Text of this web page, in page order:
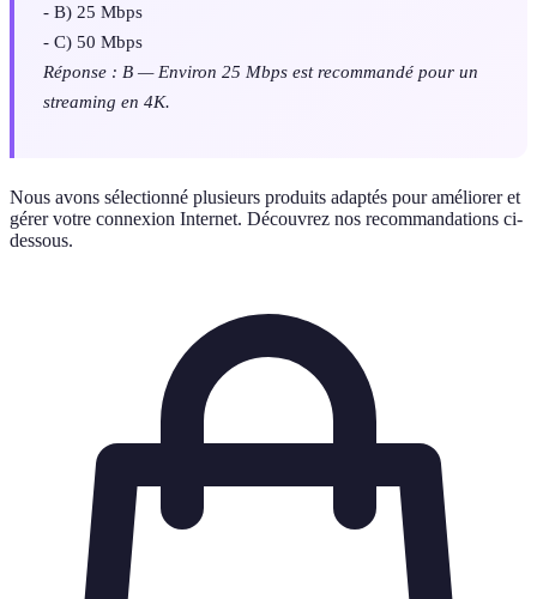
- B) 25 Mbps
- C) 50 Mbps
Réponse : B — Environ 25 Mbps est recommandé pour un
streaming en 4K.
Nous avons sélectionné plusieurs produits adaptés pour améliorer et
gérer votre connexion Internet. Découvrez nos recommandations ci-
dessous.